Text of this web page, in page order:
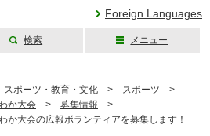
Foreign Languages
検索 メニュー
スポーツ・教育・文化 > スポーツ >
か大会 > 募集情報 >
大会の広報ボランティアを募集します！